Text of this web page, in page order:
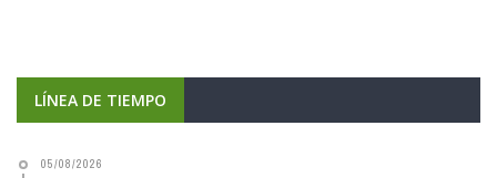
LÍNEA DE TIEMPO
05/08/2026